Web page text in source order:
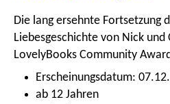
Die lang ersehnte Fortsetzung
Liebesgeschichte von Nick
LovelyBooks Community
Erscheinungsdatum:
ab 12 Jahren